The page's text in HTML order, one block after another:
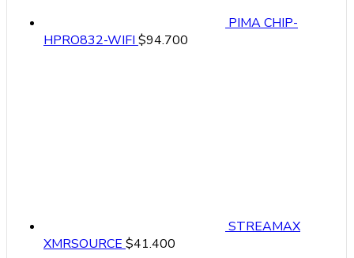
PIMA CHIP-
HPRO832-WIFI $94.700
STREAMAX
XMRSOURCE $41.400